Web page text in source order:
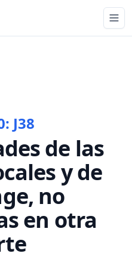
J38
de las
y de
no
en otra